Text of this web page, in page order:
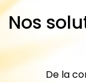
Nos
De la